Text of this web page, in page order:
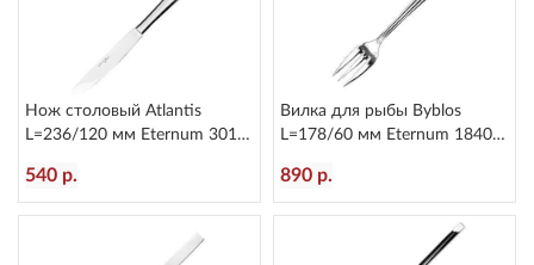
Нож столовый Atlantis
L=236/120 мм Eternum 3010-
540 р.
Вилка для рыбы Byblos
L=178/60 мм Eternum 1840-
890 р.